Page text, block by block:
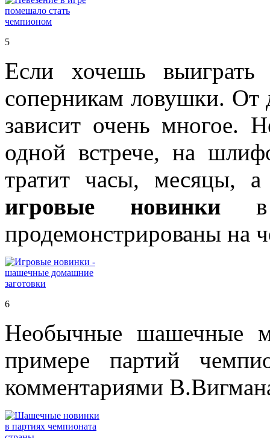
5
Если хочешь
соперникам ловушки. От
зависит очень многое.
одной встрече, на
тратит часы, месяцы,
игровые новинки в
продемонстрированы на
6
Необычные шашечные
примере партий
комментариями